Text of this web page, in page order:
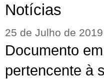
Notícias
25 de Julho de 2019
Documento
pertencente à